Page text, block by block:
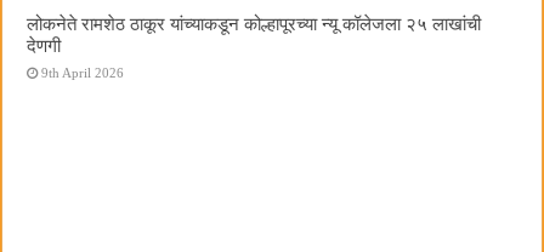
लोकनेते रामशेठ ठाकूर यांच्याकडून कोल्हापूरच्या न्यू कॉलेजला २५ लाखांची
देणगी
9th April 2026